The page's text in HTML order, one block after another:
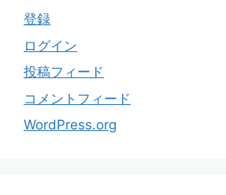
登録
ログイン
投稿フィード
コメントフィード
WordPress.org